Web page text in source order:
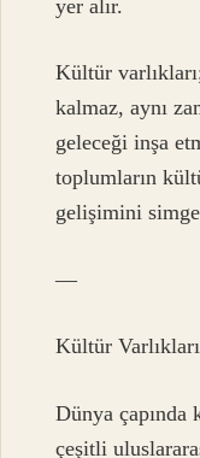
yer alır.
Kültür
kalmaz, aynı
geleceği inşa
toplumların
gelişimini
—
Kültür
Dünya çapında
çeşitli